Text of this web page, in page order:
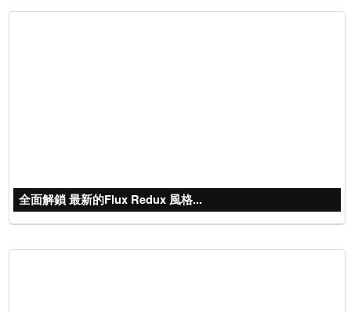
全面解鎖 最新的Flux Redux 風格...